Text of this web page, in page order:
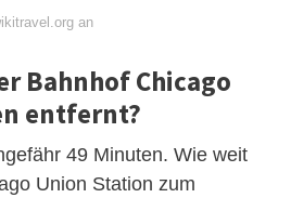
an
Bahnhof Chicago
entfernt?
49 Minuten. Wie weit
Union Station zum